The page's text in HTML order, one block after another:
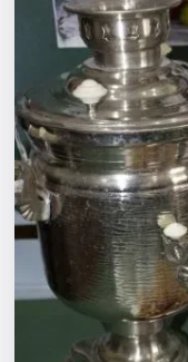
Города
Площадки
Артисты
Рейтинги